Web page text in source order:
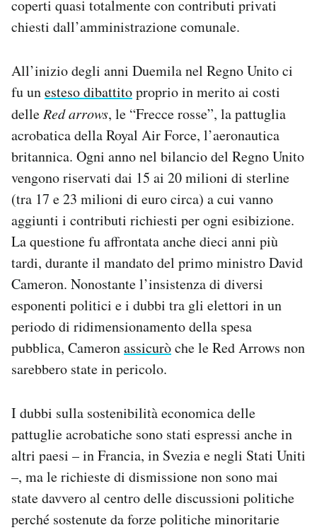
coperti quasi totalmente con contributi privati
chiesti dall’amministrazione comunale.
All’inizio degli anni Duemila nel Regno Unito ci
fu unesteso dibattitoproprio in merito ai costi
delleRed arrows, le “Frecce rosse”, la pattuglia
acrobatica della Royal Air Force, l’aeronautica
britannica. Ogni anno nel bilancio del Regno Unito
vengono riservati dai 15 ai 20 milioni di sterline
(tra 17 e 23 milioni di euro circa) a cui vanno
aggiunti i contributi richiesti per ogni esibizione.
La questione fu affrontata anche dieci anni più
tardi, durante il mandato del primo ministro David
Cameron. Nonostante l’insistenza di diversi
esponenti politici e i dubbi tra gli elettori in un
periodo di ridimensionamento della spesa
pubblica, Cameronassicuròche le Red Arrows non
sarebbero state in pericolo.
I dubbi sulla sostenibilità economica delle
pattuglie acrobatiche sono stati espressi anche in
altri paesi – in Francia, in Svezia e negli Stati Uniti
–, ma le richieste di dismissione non sono mai
state davvero al centro delle discussioni politiche
perché sostenute da forze politiche minoritarie